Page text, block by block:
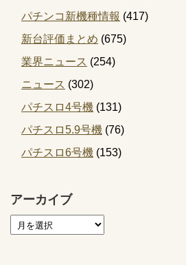
パチンコ新機種情報 (417)
新台評価まとめ (675)
業界ニュース (254)
ニュース (302)
パチスロ4号機 (131)
パチスロ5.9号機 (76)
パチスロ6号機 (153)
アーカイブ